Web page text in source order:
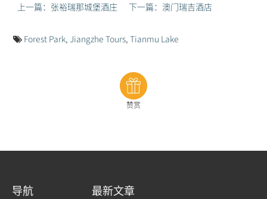
上一篇：张裕瑞那城堡酒庄 下一篇：澳门瑞吉酒店
Forest Park,Jiangzhe Tours,Tianmu Lake
赞赏
导航 最新文章